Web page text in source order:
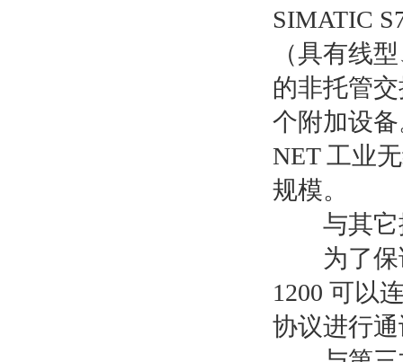
SIMATIC
（具有线
的非托管
个附加设
NET 工业
规模。
与其它
为了保证
1200 可以
协议进行